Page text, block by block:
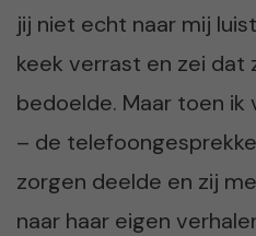
jij niet echt naar mij
keek verrast en zei dat
bedoelde. Maar toen
– de
zorgen deelde en zij
naar haar eigen